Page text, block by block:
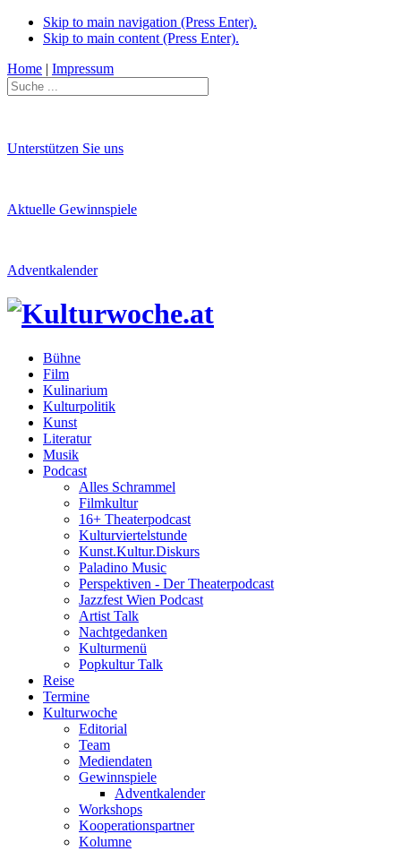
Skip to main navigation (Press Enter).
Skip to main content (Press Enter).
Home | Impressum
Unterstützen Sie uns
Aktuelle Gewinnspiele
Adventkalender
Bühne
Film
Kulinarium
Kulturpolitik
Kunst
Literatur
Musik
Podcast
Alles Schrammel
Filmkultur
16+ Theaterpodcast
Kulturviertelstunde
Kunst.Kultur.Diskurs
Paladino Music
Perspektiven - Der Theaterpodcast
Jazzfest Wien Podcast
Artist Talk
Nachtgedanken
Kulturmenü
Popkultur Talk
Reise
Termine
Kulturwoche
Editorial
Team
Mediendaten
Gewinnspiele
Adventkalender
Workshops
Kooperationspartner
Kolumne